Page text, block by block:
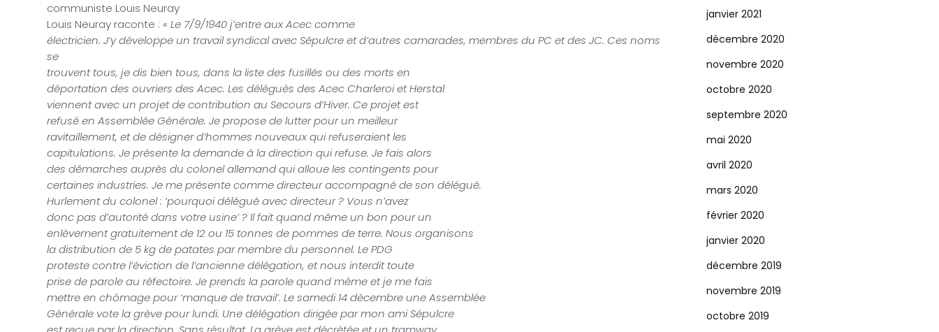
communiste Louis Neuray
Louis Neuray raconte : «Le 7/9/1940 j’entre aux Acec comme
électricien. J’y développe un travail syndical avecSépulcre et d’autres camarades, membres du PC et des JC. Ces noms
se
trouvent tous, je dis bien tous, dans la liste des fusillés ou des morts en
déportation des ouvriers des Acec. Les délégués des Acec Charleroi et Herstal
viennent avec un projet de contribution au Secours d’Hiver. Ce projet est
refusé en Assemblée Générale. Je propose de lutter pour un meilleur
ravitaillement, et de désigner d’hommes nouveaux qui refuseraient les
capitulations. Je présente la demande à la direction qui refuse. Je fais alors
des démarches auprès du colonel allemand qui alloue les contingents pour
certaines industries. Je me présente comme directeur accompagné de son délégué.
Hurlement du colonel : ‘pourquoi délégué avec directeur ? Vous n’avez
donc pas d’autorité dans votre usine’ ? Il fait quand même un bon pour un
enlèvement gratuitement de 12 ou 15 tonnes de pommes de terre. Nous organisons
la distribution de 5 kg de patates par membre du personnel. Le PDG
proteste contre l’éviction de l’ancienne délégation, et nous interdit toute
prise de parole au réfectoire. Je prends la parole quand même et je me fais
mettre en chômage pour ‘manque de travail’. Le samedi 14 décembre une Assemblée
Générale vote la grève pour lundi. Une délégation dirigée par mon ami Sépulcre
janvier 2021
décembre 2020
novembre 2020
octobre 2020
septembre 2020
mai 2020
avril 2020
mars 2020
février 2020
janvier 2020
décembre 2019
novembre 2019
octobre 2019